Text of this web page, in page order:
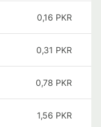
0,16 PKR
0,31 PKR
0,78 PKR
1,56 PKR